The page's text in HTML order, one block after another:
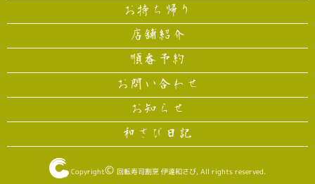
お持ち帰り
店舗紹介
順番予約
お問い合わせ
お知らせ
和さび日記
Copyright© 回転寿司割烹 伊達和さび, All rights reserved.